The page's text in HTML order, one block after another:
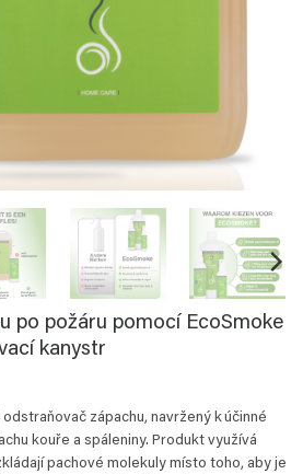
po požáru pomocí EcoSmoke
kanystr
zápachu, navržený k účinné
kouře a spáleniny. Produkt využívá
pachové molekuly místo toho, aby je